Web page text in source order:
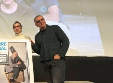
queremos implicar a los
categorías,
el equipo
verde durante los
los fines de semana del